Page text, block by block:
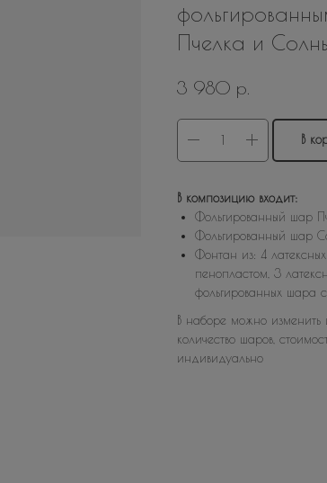
Пчелка и
3 980 р.
В
В композицию входит:
Фольгированный шар
Фольгированный шар
Фонтан из: 4
пенопластом, 3
фольгированных шара
В наборе можно изменить
количество шаров,
индивидуально